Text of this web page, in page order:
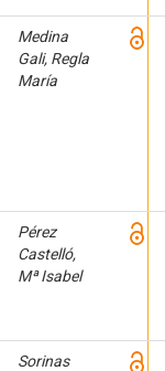
Medina
Gali, Regla
María
Pérez
Castelló,
Mª Isabel
Sorinas